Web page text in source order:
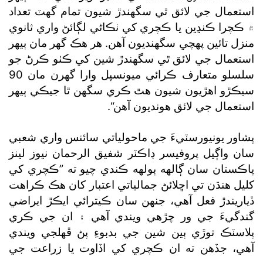
استعمال جي لائق ٿي سگھندڙ شيون تمام گھٽ تعداد
۾ ڪچرا ڪنڍين يا ڪچري کي ٺڪاڻي لڳائڻ واري ثانوي
منزل تائين پهچي سگھنديون آهن. هر هڪ گھر مان ٻيهر
استعمال جي لائق ٿي سگھندڙ شين کي ڪٺو ڪرڻ جو
سلسلو متعارف ڪرائي ميونسپل وارا گھرن مان 90
سيڪڙو اهڙيون شيون هٿ ڪري سگھن ٿا جيڪي ٻيهر
استعمال جي لائق هونديون آهن“.
پشاور يونيورسٽيءَ جي ماحولياتي سائنس واري شعبي
سان واڳيل پروفيسر ڊاڪٽر شفيق الرحمان نيوز لينز
پاڪستان سان ڳالهه ٻولهه ڪندي چيو ته ”ڪچري کي
کليل هنڌن تي اڇلائڻ جمالياتي اعتبار کان هڪ ڪراهت
ڏياريندڙ فعل آهي، جنهن سان ڪيترائي ايڪڙ ايراضي
گندگيءَ جي ور چڙهي ويندي آهي ۽ ان جي ڪري
پلاسٽڪ توڙي ٻين شين جي بدبوءِ پڻ ڦهلجي ويندي
آهي، جڏهن ته ان ڪچري کي اڏاوت يا زراعت جي